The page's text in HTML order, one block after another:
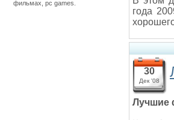
фильмах, pc games.
года
30
Дек '08
Лучшие